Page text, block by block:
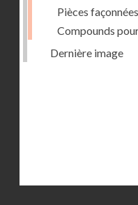
Pièces
Compounds
Dernière image